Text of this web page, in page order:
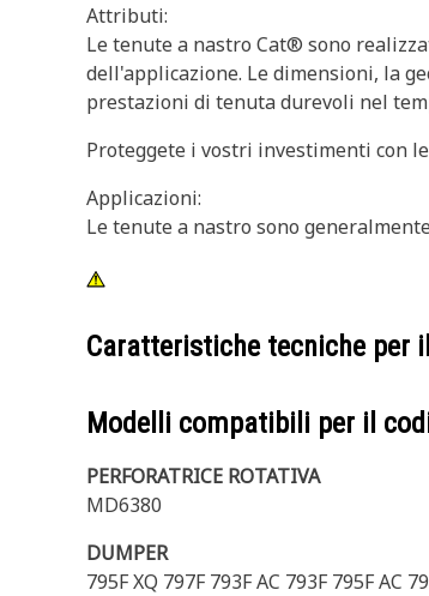
Attributi:
Le tenute a nastro Cat® sono
dell'applicazione. Le dimensioni, la
prestazioni di tenuta durevoli nel
Proteggete i vostri investimenti con
Applicazioni:
Le tenute a nastro sono
Caratteristiche tecniche per
Modelli compatibili per il
PERFORATRICE ROTATIVA
MD6380
DUMPER
795F XQ 797F 793F AC 793F 795F AC